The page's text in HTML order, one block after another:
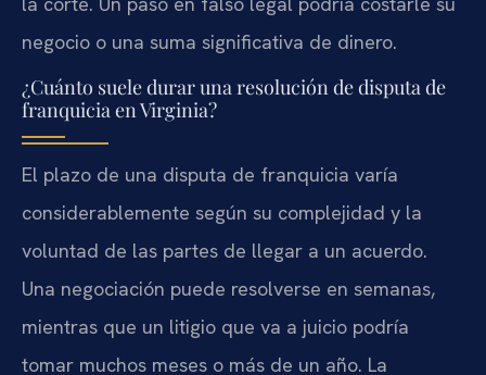
negocio o una suma significativa de dinero.
¿Cuánto suele durar una resolución de disputa de
franquicia en Virginia?
El plazo de una disputa de franquicia varía
considerablemente según su complejidad y la
voluntad de las partes de llegar a un acuerdo.
Una negociación puede resolverse en semanas,
mientras que un litigio que va a juicio podría
tomar muchos meses o más de un año. La